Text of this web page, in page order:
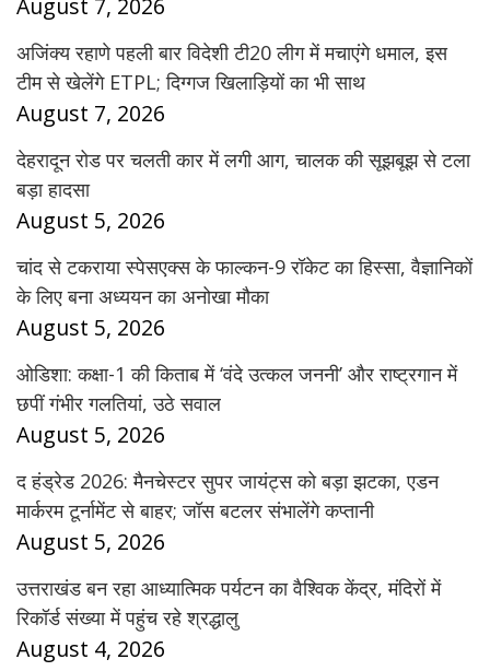
अजिंक्य रहाणे पहली बार विदेशी टी20 लीग में मचाएंगे धमाल, इस
टीम से खेलेंगे ETPL; दिग्गज खिलाड़ियों का भी साथ
August 7, 2026
देहरादून रोड पर चलती कार में लगी आग, चालक की सूझबूझ से टला
बड़ा हादसा
August 5, 2026
चांद से टकराया स्पेसएक्स के फाल्कन-9 रॉकेट का हिस्सा, वैज्ञानिकों
के लिए बना अध्ययन का अनोखा मौका
August 5, 2026
ओडिशा: कक्षा-1 की किताब में ‘वंदे उत्कल जननी’ और राष्ट्रगान में
छपीं गंभीर गलतियां, उठे सवाल
August 5, 2026
द हंड्रेड 2026: मैनचेस्टर सुपर जायंट्स को बड़ा झटका, एडन
मार्करम टूर्नामेंट से बाहर; जॉस बटलर संभालेंगे कप्तानी
August 5, 2026
उत्तराखंड बन रहा आध्यात्मिक पर्यटन का वैश्विक केंद्र, मंदिरों में
रिकॉर्ड संख्या में पहुंच रहे श्रद्धालु
August 4, 2026